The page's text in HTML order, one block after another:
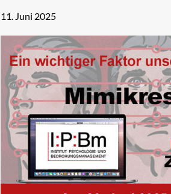
11. Juni 2025